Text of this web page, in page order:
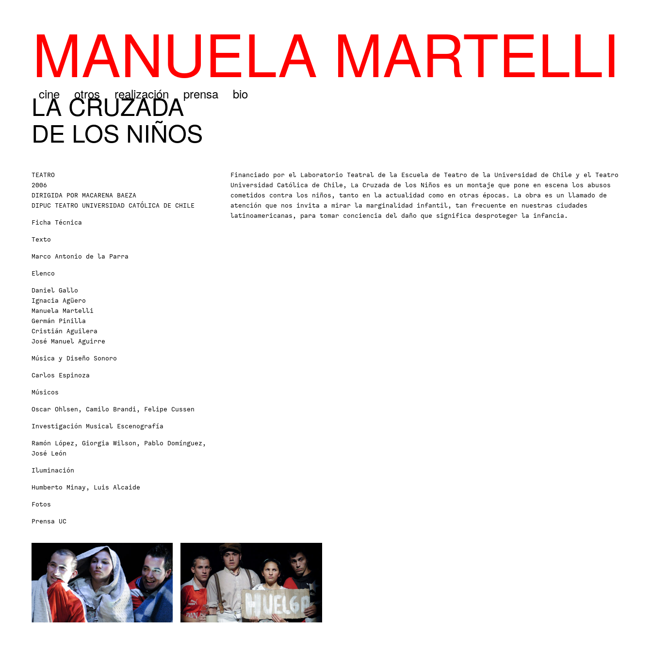
MANUELA MARTELLI
cine otros realización prensa bio
LA CRUZADA
DE LOS NIÑOS
TEATRO
2006
DIRIGIDA POR MACARENA BAEZA
DIPUC TEATRO UNIVERSIDAD CATÓLICA DE CHILE
Ficha Técnica
Texto
Marco Antonio de la Parra
Elenco
Daniel Gallo
Ignacia Agüero
Manuela Martelli
Germán Pinilla
Cristián Aguilera
José Manuel Aguirre
Música y Diseño Sonoro
Carlos Espinoza
Músicos
Oscar Ohlsen, Camilo Brandi, Felipe Cussen
Investigación Musical Escenografía
Ramón López, Giorgia Wilson, Pablo Domínguez,
José León
Iluminación
Humberto Minay, Luis Alcaide
Fotos
Prensa UC
Financiado por el Laboratorio Teatral de la Escuela de Teatro de la Universidad de Chile y el Teatro
Universidad Católica de Chile, La Cruzada de los Niños es un montaje que pone en escena los abusos
cometidos contra los niños, tanto en la actualidad como en otras épocas. La obra es un llamado de
atención que nos invita a mirar la marginalidad infantil, tan frecuente en nuestras ciudades
latinoamericanas, para tomar conciencia del daño que significa desproteger la infancia.